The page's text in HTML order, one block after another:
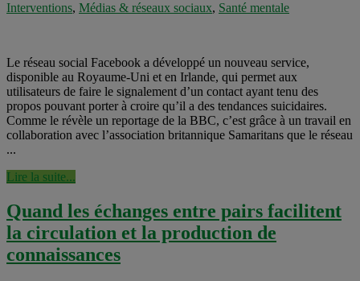
Interventions, Médias & réseaux sociaux, Santé mentale
Le réseau social Facebook a développé un nouveau service,
disponible au Royaume-Uni et en Irlande, qui permet aux
utilisateurs de faire le signalement d’un contact ayant tenu des
propos pouvant porter à croire qu’il a des tendances suicidaires.
Comme le révèle un reportage de la BBC, c’est grâce à un travail en
collaboration avec l’association britannique Samaritans que le réseau
...
Lire la suite...
Quand les échanges entre pairs facilitent
la circulation et la production de
connaissances